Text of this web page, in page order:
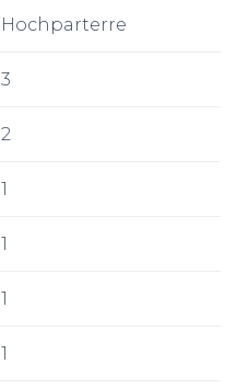
Hochparterre
3
2
1
1
1
1